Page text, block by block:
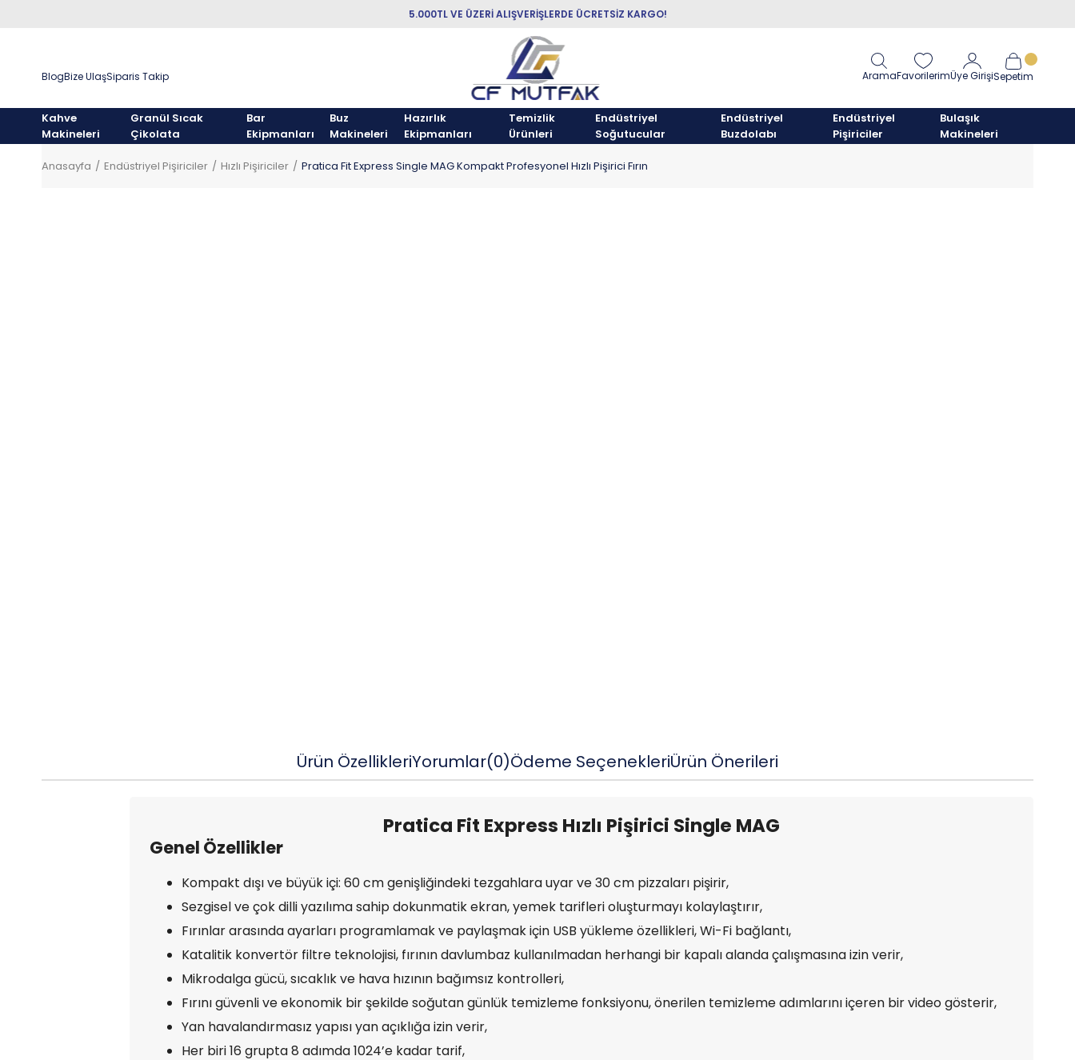
5.000TL VE ÜZERİ ALIŞVERİŞLERDE ÜCRETSİZ KARGO!
BlogBize UlaşSiparis Takip AramaFavorilerimÜye GirişiSepetim
Kahve
Makineleri
Granül Sıcak
Çikolata
Bar
Ekipmanları
Buz
Makineleri
Hazırlık
Ekipmanları
Temizlik
Ürünleri
Endüstriyel
Soğutucular
Endüstriyel
Buzdolabı
Endüstriyel
Pişiriciler
Bulaşık
Makineleri
Anasayfa Endüstriyel Pişiriciler Hızlı Pişiriciler Pratica Fit Express Single MAG Kompakt Profesyonel Hızlı Pişirici Fırın
Ürün ÖzellikleriYorumlar(0)Ödeme SeçenekleriÜrün Önerileri
Pratica Fit Express Hızlı Pişirici Single MAG
Genel Özellikler
Kompakt dışı ve büyük içi: 60 cm genişliğindeki tezgahlara uyar ve 30 cm pizzaları pişirir,
Sezgisel ve çok dilli yazılıma sahip dokunmatik ekran, yemek tarifleri oluşturmayı kolaylaştırır,
Fırınlar arasında ayarları programlamak ve paylaşmak için USB yükleme özellikleri, Wi-Fi bağlantı,
Katalitik konvertör filtre teknolojisi, fırının davlumbaz kullanılmadan herhangi bir kapalı alanda çalışmasına izin verir,
Mikrodalga gücü, sıcaklık ve hava hızının bağımsız kontrolleri,
Fırını güvenli ve ekonomik bir şekilde soğutan günlük temizleme fonksiyonu, önerilen temizleme adımlarını içeren bir video gösterir,
Yan havalandırmasız yapısı yan açıklığa izin verir,
Her biri 16 grupta 8 adımda 1024’e kadar tarif,